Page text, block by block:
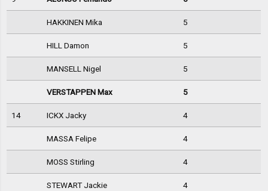
HAKKINEN Mika 5
HILL Damon 5
MANSELL Nigel 5
VERSTAPPEN Max 5
14 ICKX Jacky 4
MASSA Felipe 4
MOSS Stirling 4
STEWART Jackie 4